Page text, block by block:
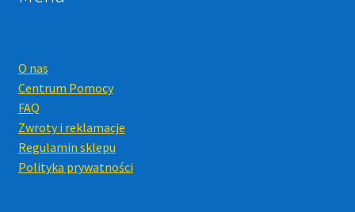
O nas
Centrum Pomocy
FAQ
Zwroty i reklamacje
Regulamin sklepu
Polityka prywatności